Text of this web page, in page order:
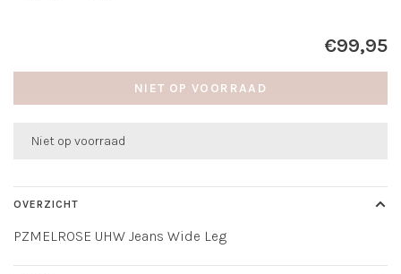
€99,95
NIET OP VOORRAAD
Niet op voorraad
OVERZICHT
PZMELROSE UHW Jeans Wide Leg